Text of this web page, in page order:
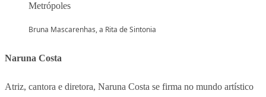
Bruna Mascarenhas, a Rita de Sintonia
Naruna Costa
Atriz, cantora e diretora, Naruna Costa se firma no mundo artístico